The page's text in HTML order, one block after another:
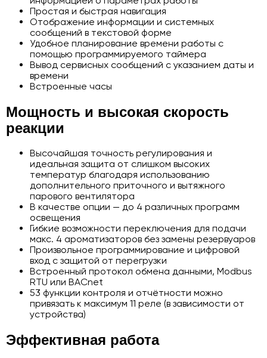
Простая и быстрая навигация
Отображение информации и системных
сообщений в текстовой форме
Удобное планирование времени работы с
помощью программируемого таймера
Вывод сервисных сообщений с указанием даты и
времени
Встроенные часы
Мощность и высокая скорость
реакции
Высочайшая точность регулирования и
идеальная защита от слишком высоких
температур благодаря использованию
дополнительного приточного и вытяжного
парового вентилятора
В качестве опции — до 4 различных программ
освещения
Гибкие возможности переключения для подачи
макс. 4 ароматизаторов без замены резервуаров
Произвольное программирование и цифровой
вход с защитой от перегрузки
Встроенный протокол обмена данными, Modbus
RTU или BACnet
53 функции контроля и отчётности можно
привязать к максимум 11 реле (в зависимости от
устройства)
Эффективная работа